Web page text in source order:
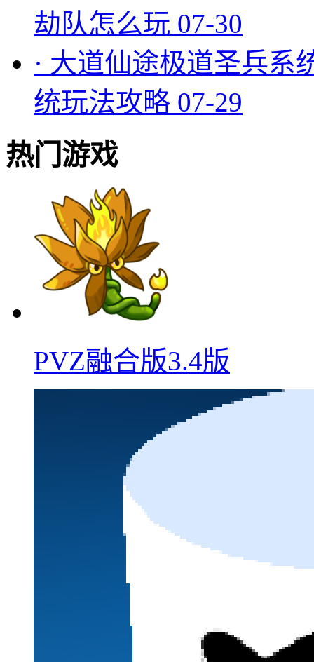
劫队怎么玩 07-30
· 大道仙途极道圣兵系
统玩法攻略 07-29
热门游戏
PVZ融合版3.4版